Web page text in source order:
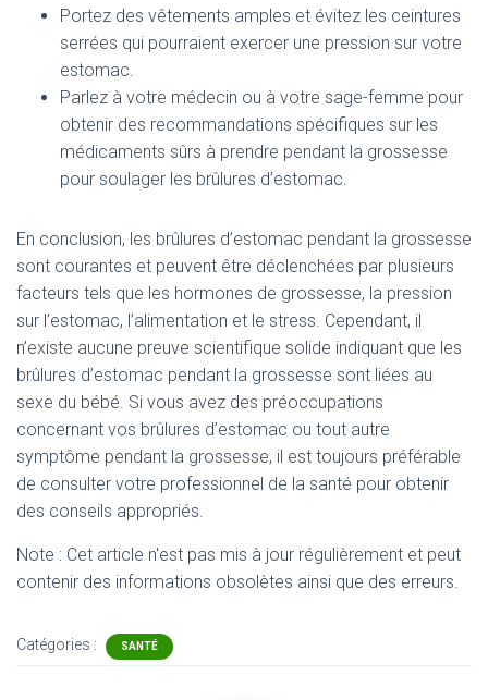
Portez des vêtements amples et évitez les ceintures
serrées qui pourraient exercer une pression sur votre
estomac.
Parlez à votre médecin ou à votre sage-femme pour
obtenir des recommandations spécifiques sur les
médicaments sûrs à prendre pendant la grossesse
pour soulager les brûlures d’estomac.
En conclusion, les brûlures d’estomac pendant la grossesse
sont courantes et peuvent être déclenchées par plusieurs
facteurs tels que les hormones de grossesse, la pression
sur l’estomac, l’alimentation et le stress. Cependant, il
n’existe aucune preuve scientifique solide indiquant que les
brûlures d’estomac pendant la grossesse sont liées au
sexe du bébé. Si vous avez des préoccupations
concernant vos brûlures d’estomac ou tout autre
symptôme pendant la grossesse, il est toujours préférable
de consulter votre professionnel de la santé pour obtenir
des conseils appropriés.
Note : Cet article n'est pas mis à jour régulièrement et peut
contenir des informations obsolètes ainsi que des erreurs.
Catégories : SANTÉ